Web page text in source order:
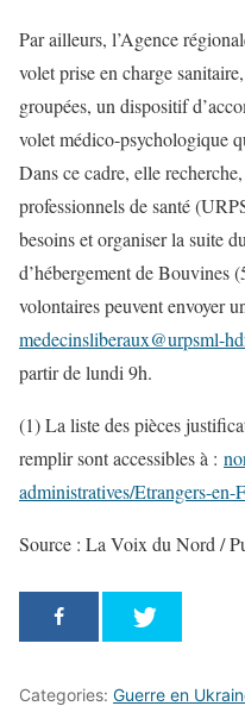
Par ailleurs, l’Agence
volet prise en charge
groupées, un dispositif
volet médico-psychologique
Dans ce cadre, elle
professionnels de santé
besoins et organiser la suite
d’hébergement de Bouvines
volontaires peuvent envoyer
medecinsliberaux@urpsml-
partir de lundi 9h.
(1) La liste des pièces
remplir sont accessibles à :
administratives/Etrangers-en-
Source : La Voix du Nord /
Categories: Guerre en